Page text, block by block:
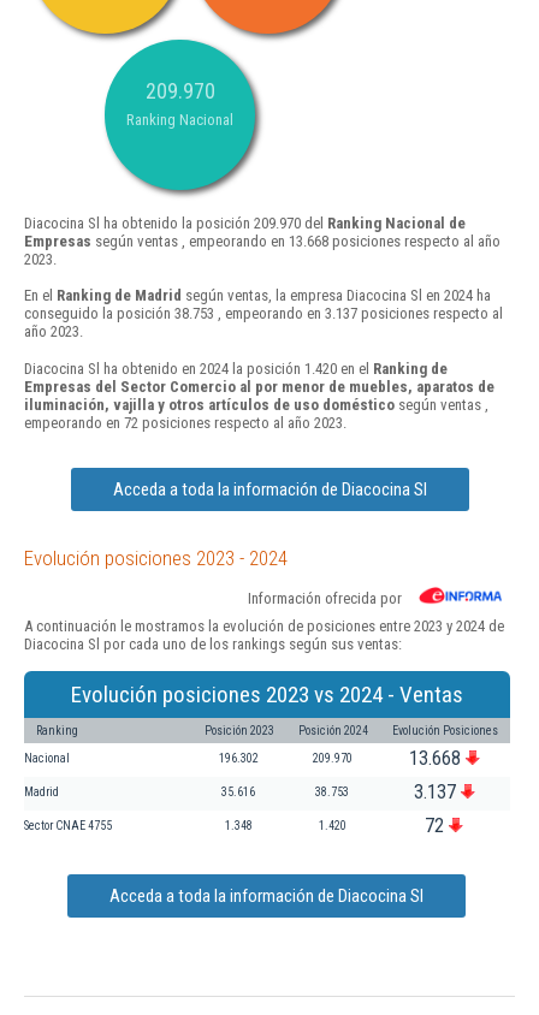
209.970
Ranking Nacional
Diacocina Sl ha obtenido la posición 209.970 del Ranking Nacional de
Empresas según ventas , empeorando en 13.668 posiciones respecto al año
2023.
En el Ranking de Madrid según ventas, la empresa Diacocina Sl en 2024 ha
conseguido la posición 38.753 , empeorando en 3.137 posiciones respecto al
año 2023.
Diacocina Sl ha obtenido en 2024 la posición 1.420 en el Ranking de
Empresas del Sector Comercio al por menor de muebles, aparatos de
iluminación, vajilla y otros artículos de uso doméstico según ventas ,
empeorando en 72 posiciones respecto al año 2023.
Acceda a toda la información de Diacocina Sl
Evolución posiciones 2023 - 2024
Información ofrecida por
A continuación le mostramos la evolución de posiciones entre 2023 y 2024 de
Diacocina Sl por cada uno de los rankings según sus ventas:
Evolución posiciones 2023 vs 2024 - Ventas
Ranking Posición 2023 Posición 2024 Evolución Posiciones
Nacional 196.302 209.970 13.668
Madrid 35.616 38.753 3.137
Sector CNAE 4755 1.348 1.420 72
Acceda a toda la información de Diacocina Sl